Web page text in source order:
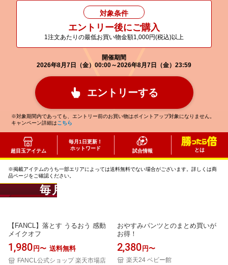
対象条件
エントリー後にご購入
1注文あたりの最低お買い物金額1,000円(税込)以上
開催期間
2026年8月7日（金）00:00～2026年8月7日（金）23:59
エントリーする
※対象期間内であっても、エントリー前のお買い物はポイントアップ対象になりません。
キャンペーン詳細はこちら
超目玉アイテム
毎月1日更新！
ホットワード
試合情報 とは
※掲載アイテムのうち一部エリアによっては送料無料でない場合がございます。詳しくは商
品ページをご確認ください。
毎月更新！超目玉アイテム
【FANCL】落とす うるおう 感動
メイクオフ
1,980 円〜 送料無料
FANCL公式ショップ 楽天市場店
おやすみパンツとのまとめ買いが
お得！
2,380 円〜
楽天24 ベビー館